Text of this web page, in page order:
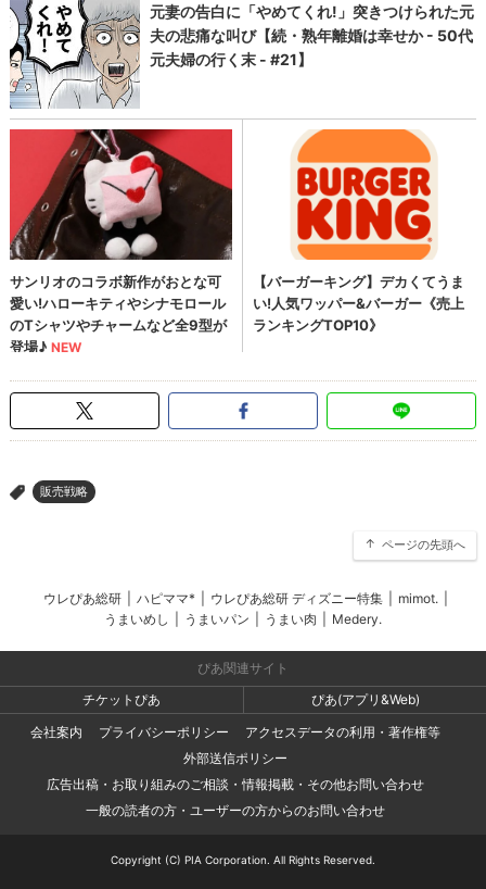
> 販売戦略
ページの先頭へ
ウレぴあ総研 ハピママ* ウレぴあ総研 ディズニー特集 mimot.
うまいめし
うまいパン うまい肉 Medery.
ぴあ関連サイト
チケットぴあ
ぴあ(アプリ&Web)
会社案内
プライバシーポリシー
アクセスデータの利用・著作権等
外部送信ポリシー
広告出稿・お取り組みのご相談・情報掲載・その他お問い合わせ
一般の読者の方・ユーザーの方からのお問い合わせ
Copyright (C) PIA Corporation. All Rights Reserved.